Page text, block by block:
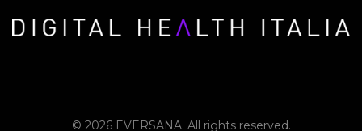
© 2026 EVERSANA. All rights reserved.